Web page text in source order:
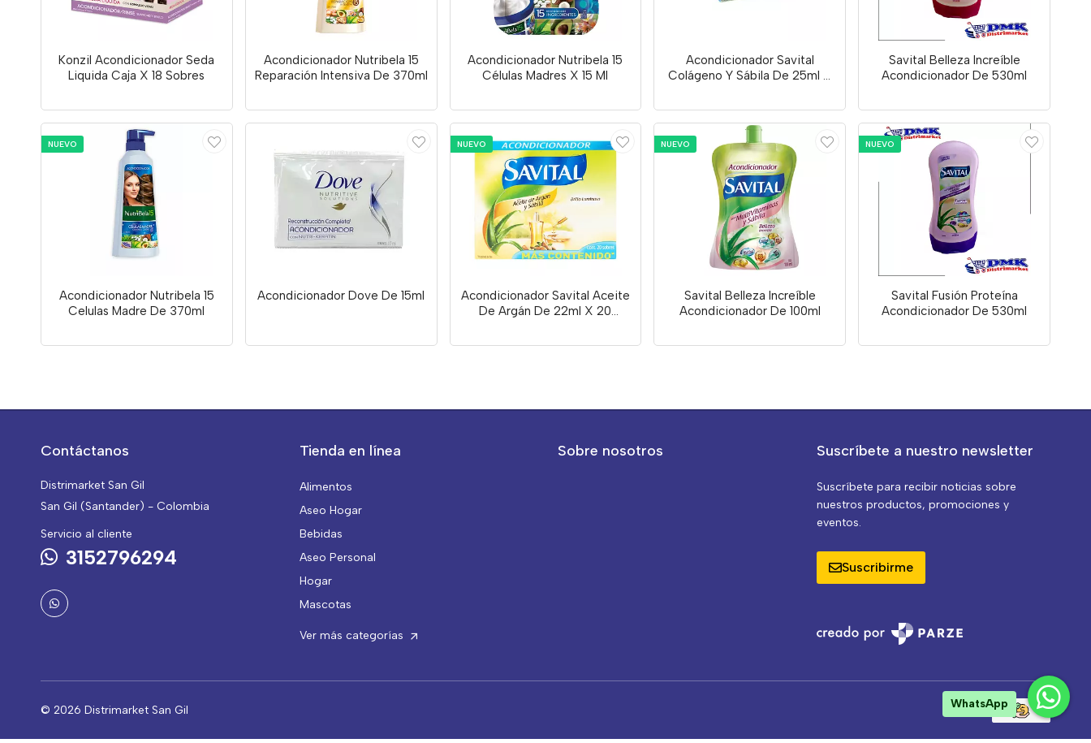
Konzil Acondicionador Seda
Liquida Caja X 18 Sobres
Acondicionador Nutribela 15
Reparación Intensiva De 370ml
Acondicionador Nutribela 15
Células Madres X 15 Ml
Acondicionador Savital
Colágeno Y Sábila De 25ml X
Savital Belleza Increíble
Acondicionador De 530ml
NUEVO
Acondicionador Nutribela 15
Celulas Madre De 370ml
Acondicionador Dove De 15ml
NUEVO
Acondicionador Savital Aceite
De Argán De 22ml X 20
NUEVO
Savital Belleza Increíble
Acondicionador De 100ml
NUEVO
Savital Fusión Proteína
Acondicionador De 530ml
Contáctanos
Distrimarket San Gil
San Gil (Santander) - Colombia
Servicio al cliente
3152796294
Tienda en línea
Alimentos
Aseo Hogar
Bebidas
Aseo Personal
Hogar
Mascotas
Ver más categorías
Sobre nosotros Suscríbete a nuestro newsletter
Suscríbete para recibir noticias sobre
nuestros productos, promociones y
eventos.
Suscribirme
© 2026 Distrimarket San Gil WhatsApp